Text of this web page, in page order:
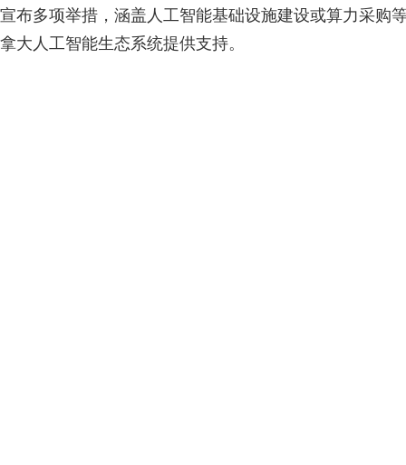
宣布多项举措，涵盖人工智能基础设施建设或算力采购
拿大人工智能生态系统提供支持。